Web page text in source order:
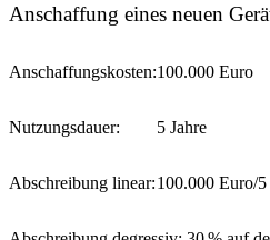
Anschaffung eines neuen
Anschaffungskosten:100.000 Euro
Nutzungsdauer: 5 Jahre
Abschreibung linear:100.000 Euro/